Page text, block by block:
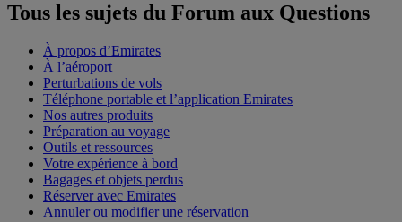
Tous les sujets du Forum aux Questions
À propos d’Emirates
À l’aéroport
Perturbations de vols
Téléphone portable et l’application Emirates
Nos autres produits
Préparation au voyage
Outils et ressources
Votre expérience à bord
Bagages et objets perdus
Réserver avec Emirates
Annuler ou modifier une réservation